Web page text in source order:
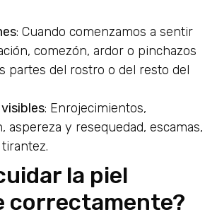
: Cuando comenzamos a sentir
comezón, ardor o pinchazos
partes del rostro o del resto del
: Enrojecimientos,
aspereza y resequedad, escamas,
la piel
correctamente?